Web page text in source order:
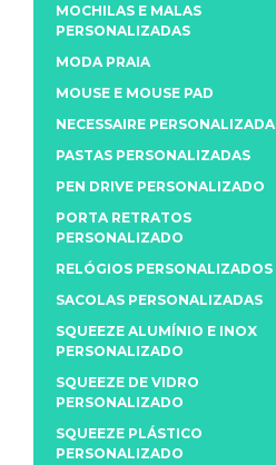
MOCHILAS E MALAS
PERSONALIZADAS
MODA PRAIA
MOUSE E MOUSE PAD
NECESSAIRE PERSONALIZADA
PASTAS PERSONALIZADAS
PEN DRIVE PERSONALIZADO
PORTA RETRATOS
PERSONALIZADO
RELÓGIOS PERSONALIZADOS
SACOLAS PERSONALIZADAS
SQUEEZE ALUMÍNIO E INOX
PERSONALIZADO
SQUEEZE DE VIDRO
PERSONALIZADO
SQUEEZE PLÁSTICO
PERSONALIZADO